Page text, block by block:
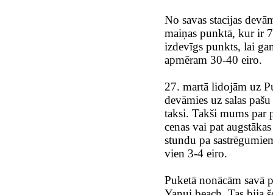
No savas stacijas
maiņas punktā, kur ir
izdevīgs punkts, lai
apmēram 30-40 eiro.
27. martā lidojām uz
devāmies uz salas
taksi. Takši mums par
cenas vai pat
stundu pa
vien 3-4 eiro.
Puketā nonācām savā